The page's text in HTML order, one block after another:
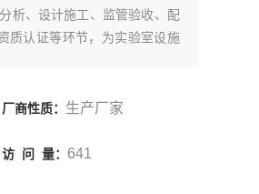
析、设计施工、监管验收、配
质认证等环节，为实验室设施
厂商性质： 生产厂家
访 问 量： 641